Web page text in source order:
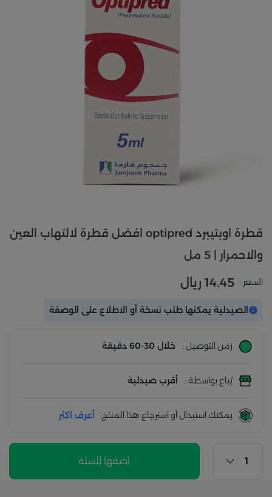
قطرة اوبتيبرد optipred افضل قطرة لالتهاب العين
والاحمرار | 5 مل
السعر : 14.45 ريال
الصيدلية يمكنها طلب نسخة أو الاطلاع على الوصفة
زمن التوصيل : خلال 30-60 دقيقة
يُباع بواسطة : أقرب صيدلية
يمكنك استبدال أو استرجاع هذا المنتج أعرف اكثر
اضفها للسلة